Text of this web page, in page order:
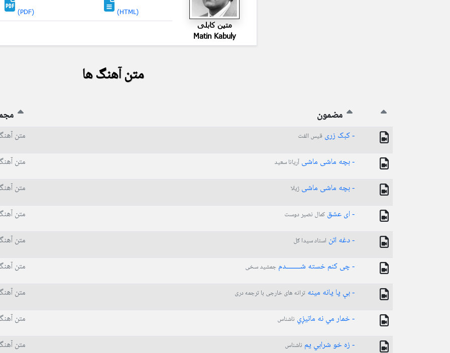
(PDF) (HTML)
متین کابلی
Matin Kabuly
متن آهنگ ها
مضمون
- کبک زری قیس الفت متن
- بچه ماشی ماشی آریانا سعید متن
- بچه ماشی ماشی ژیلا متن
- ای عشق کمال نصیر دوست متن
- دغه اتن استاد سیدا ګل متن
- چی کنم خسته شـــــــدم جمشید سخی متن
- بې پا یانه مینه ترانه های خارجی با ترجمه دری متن
- خمار مي نه ماتیږي ناشناس متن
- زه خو شرابي يم ناشناس متن